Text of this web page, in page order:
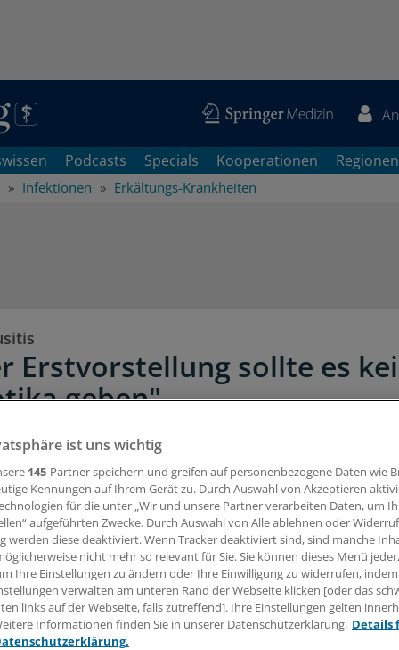
Podcasts Specials Kooperationen Regionen
Infektionen Erkältungs-Krankheiten
Erstvorstellung sollte es
geben"
akuter Sinusitis in die Sprechstunde kommen, drängen
Antibiotika. Wie der Arzt in dieser Situation
Dr. Stefan Pecher im Interview.
Leserin, lieber Leser,
Beitrag können Sie lesen, sobald Sie sich eingeloggt
Jetzt anmelden »
Kostenlos
ist uns wichtig
145-Partner speichern und greifen auf personenbezogene Daten wie
Kennungen auf Ihrem Gerät zu. Durch Auswahl von Akzeptieren
für die unter „Wir und unsere Partner verarbeiten Daten, um
aufgeführten Zwecke. Durch Auswahl von Alle ablehnen oder
werden diese deaktiviert. Wenn Tracker deaktiviert sind, sind manche
nicht mehr so relevant für Sie. Sie können dieses Menü
Ihre Einstellungen zu ändern oder Ihre Einwilligung zu widerrufen, indem
verwalten am unteren Rand der Webseite klicken [oder das
links auf der Webseite, falls zutreffend]. Ihre Einstellungen gelten
Informationen finden Sie in unserer Datenschutzerklärung. Details